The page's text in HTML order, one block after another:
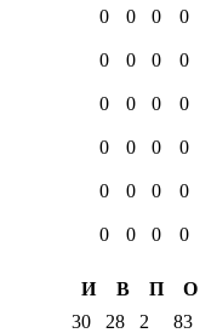
0 0 0 0
0 0 0 0
0 0 0 0
0 0 0 0
0 0 0 0
0 0 0
0
И В П
О
30 28 2 83